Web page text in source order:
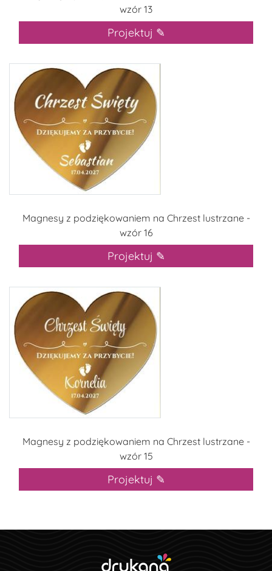
wzór 13
Projektuj ✎
Magnesy z podziękowaniem na Chrzest lustrzane -
wzór 16
Projektuj ✎
Magnesy z podziękowaniem na Chrzest lustrzane -
wzór 15
Projektuj ✎